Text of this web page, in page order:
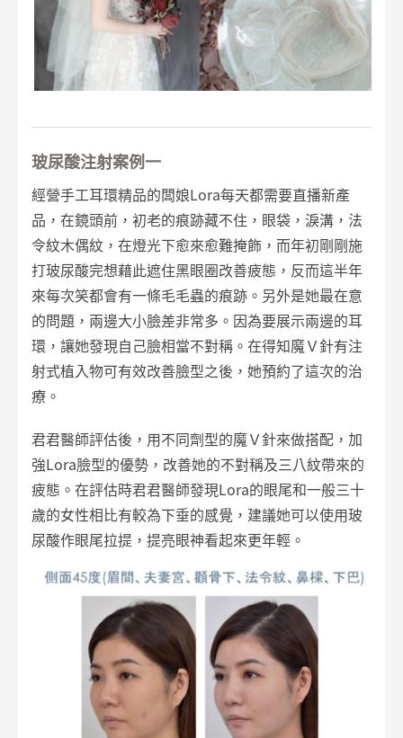
玻尿酸注射案例一
經營手工耳環精品的闆娘Lora每天都需要直播新產
品，在鏡頭前，初老的痕跡藏不住，眼袋，淚溝，法
令紋木偶紋，在燈光下愈來愈難掩飾，而年初剛剛施
打玻尿酸完想藉此遮住黑眼圈改善疲態，反而這半年
來每次笑都會有一條毛毛蟲的痕跡。另外是她最在意
的問題，兩邊大小臉差非常多。因為要展示兩邊的耳
環，讓她發現自己臉相當不對稱。在得知魔Ｖ針有注
射式植入物可有效改善臉型之後，她預約了這次的治
療。
君君醫師評估後，用不同劑型的魔Ｖ針來做搭配，加
強Lora臉型的優勢，改善她的不對稱及三八紋帶來的
疲態。在評估時君君醫師發現Lora的眼尾和一般三十
歲的女性相比有較為下垂的感覺，建議她可以使用玻
尿酸作眼尾拉提，提亮眼神看起來更年輕。